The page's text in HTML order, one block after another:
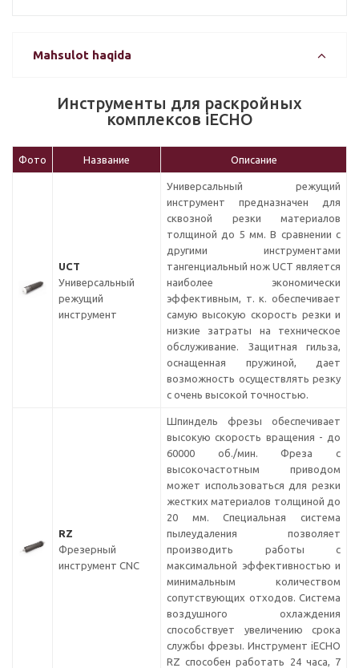
Mahsulot haqida
Инструменты для раскройных
комплексов iECHO
Фото Название Описание
UCT
Универсальный
режущий
инструмент
Универсальный режущий
инструмент предназначен для
сквозной резки материалов
толщиной до 5 мм. В сравнении с
другими инструментами
тангенциальный нож UCT является
наиболее экономически
эффективным, т. к. обеспечивает
самую высокую скорость резки и
низкие затраты на техническое
обслуживание. Защитная гильза,
оснащенная пружиной, дает
возможность осуществлять резку
с очень высокой точностью.
RZ
Фрезерный
инструмент CNC
Шпиндель фрезы обеспечивает
высокую скорость вращения - до
60000 об./мин. Фреза с
высокочастотным приводом
может использоваться для резки
жестких материалов толщиной до
20 мм. Специальная система
пылеудаления позволяет
производить работы с
максимальной эффективностью и
минимальным количеством
сопутствующих отходов. Система
воздушного охлаждения
способствует увеличению срока
службы фрезы. Инструмент iECHO
RZ способен работать 24 часа, 7